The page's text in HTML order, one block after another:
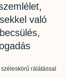
való
rálátással